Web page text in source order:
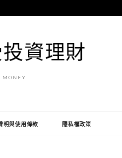
資理財
MONEY
明與使用條款 隱私權政策